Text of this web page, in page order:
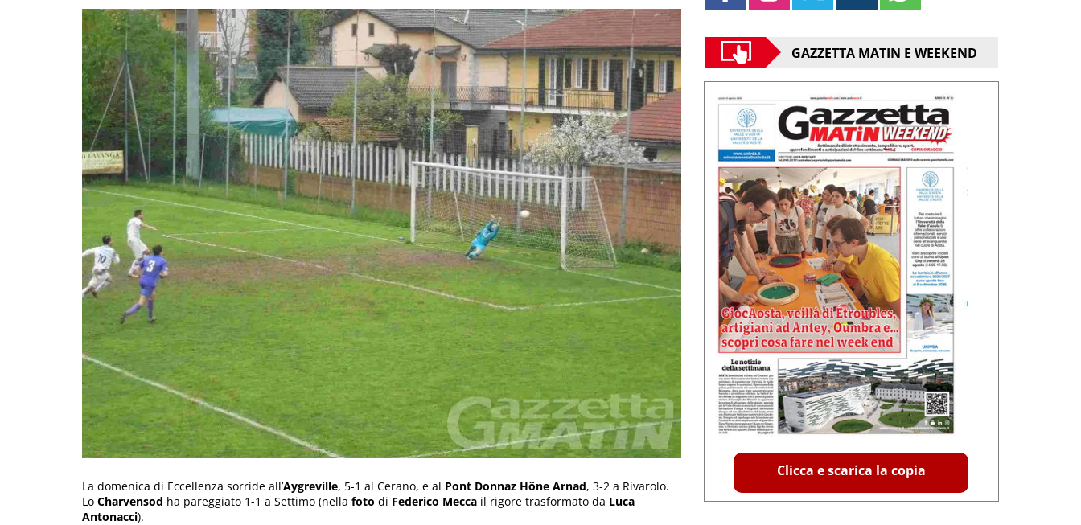
La domenica di Eccellenza sorride all’Aygreville, 5-1 al Cerano, e al Pont Donnaz Hône Arnad, 3-2 a Rivarolo.
Lo Charvensod ha pareggiato 1-1 a Settimo (nella foto di Federico Mecca il rigore trasformato da Luca
Antonacci).
GAZZETTA MATIN E WEEKEND
Clicca e scarica la copia